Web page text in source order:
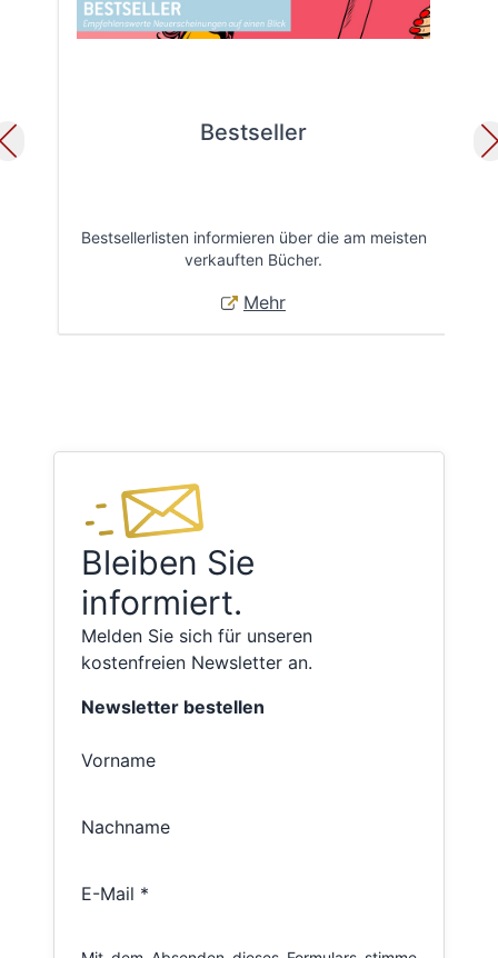
Bestseller
Bestsellerlisten informieren über die am meisten
verkauften Bücher.
Mehr
Bleiben Sie
informiert.
Melden Sie sich für unseren
kostenfreien Newsletter an.